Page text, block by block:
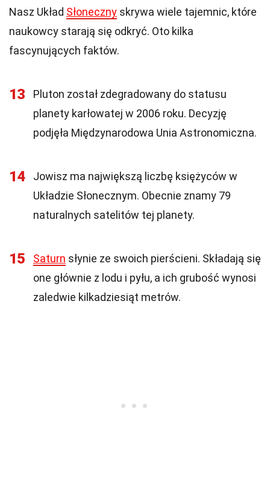
Nasz Układ Słoneczny skrywa wiele tajemnic, które
naukowcy starają się odkryć. Oto kilka
fascynujących faktów.
13
Pluton został zdegradowany do statusu
planety karłowatej w 2006 roku. Decyzję
podjęła Międzynarodowa Unia Astronomiczna.
14
Jowisz ma największą liczbę księżyców w
Układzie Słonecznym. Obecnie znamy 79
naturalnych satelitów tej planety.
15 Saturn słynie ze swoich pierścieni. Składają się
one głównie z lodu i pyłu, a ich grubość wynosi
zaledwie kilkadziesiąt metrów.